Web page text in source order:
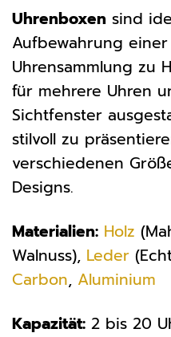
Uhrenboxen sind
Aufbewahrung
Uhrensammlung zu
für mehrere Uhren
Sichtfenster
stilvoll zu
verschiedenen
Designs.
Materialien: Holz
Walnuss), Leder
Carbon, Aluminium
Kapazität: 2 bis 20